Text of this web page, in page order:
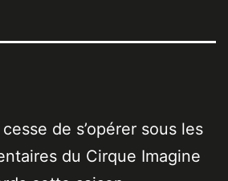
cesse de s’opérer sous les
du Cirque Imagine